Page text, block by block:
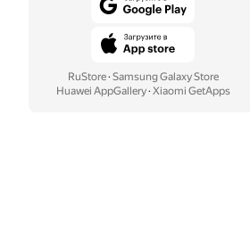
RuStore· Samsung Galaxy Store
Huawei AppGallery· Xiaomi GetApps